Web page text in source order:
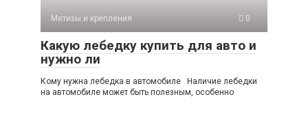
Метизы и крепления 0
Какую лебедку купить для авто и
нужно ли
Кому нужна лебедка в автомобиле Наличие лебедки
на автомобиле может быть полезным, особенно